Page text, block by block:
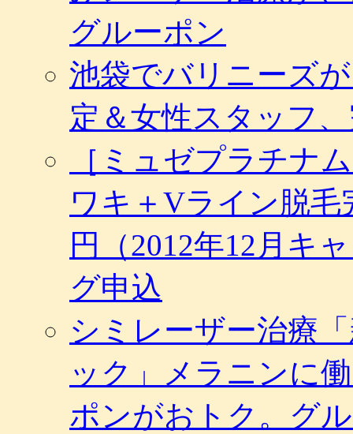
グルーポン
池袋でバリニーズ
定＆女性スタッフ
［ミュゼプラチナ
ワキ＋Vライン脱毛
円（2012年12月キ
グ申込
シミレーザー治療
ック」メラニンに
ポンがおトク。グ